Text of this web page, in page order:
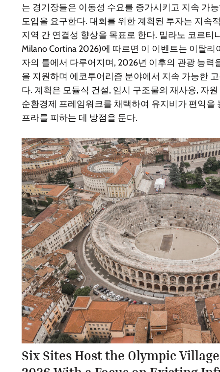
는 경기장들은 이동성 수요를 증가시키고 지속 가
도입을 요구한다. 대회를 위한 계획된 투자는 지속
지역 간 연결성 향상을 목표로 한다. 밀라노 코르티
Milano Cortina 2026)에 따르면 이 이벤트는 이탈
자의 틀에서 다루어지며, 2026년 이후의 관광 능력
을 지원하며 에코투어리즘 분야에서 지속 가능한
다. 계획은 모듈식 건설, 임시 구조물의 재사용, 자
순환경제 프레임워크를 채택하여 유지비가 편익을
프라를 피하는 데 방점을 둔다.
Six Sites Host the Olympic